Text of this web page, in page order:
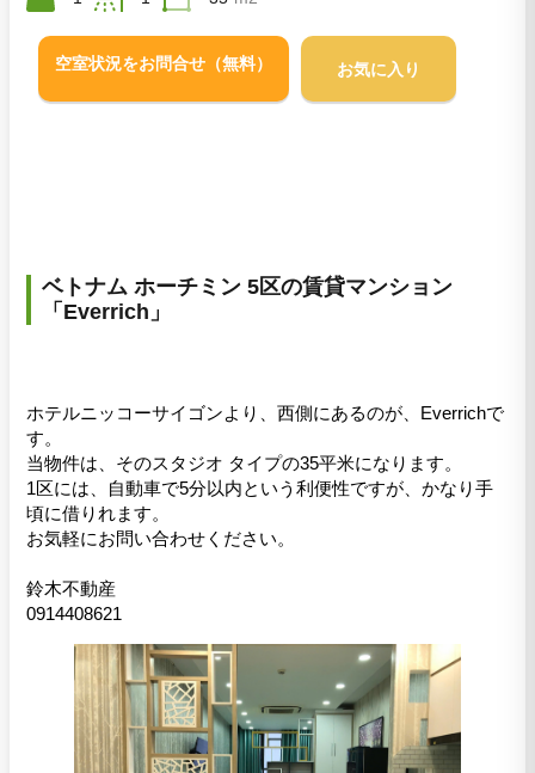
空室状況をお問合せ（無料） お気に入り
ベトナム ホーチミン 5区の賃貸マンション
「Everrich」
ホテルニッコーサイゴンより、西側にあるのが、Everrichで
す。
当物件は、そのスタジオ タイプの35平米になります。
1区には、自動車で5分以内という利便性ですが、かなり手
頃に借りれます。
お気軽にお問い合わせください。
鈴木不動産
0914408621